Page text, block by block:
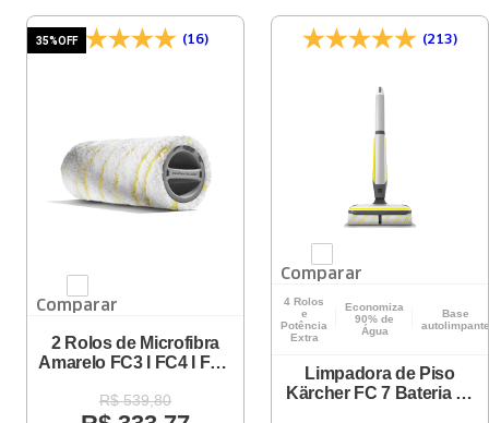
(16)
Comparar
2 Rolos de Microfibra
Amarelo FC3 I FC4 I FC5
35%OFF
R$ 539,80
(213)
Comparar
4 Rolos
e
Potência
Extra
Economiza
90% de
Água
Base
autolimpante
Limpadora de Piso
Kärcher FC 7 Bateria - 4